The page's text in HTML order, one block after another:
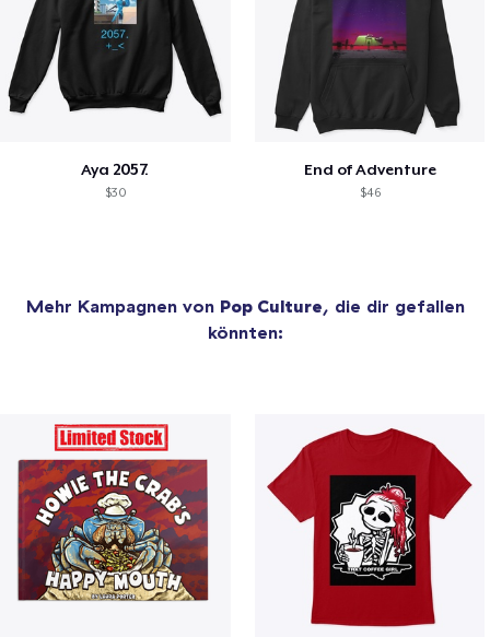
Aya 2057.
$30
End of Adventure
$46
Mehr Kampagnen von Pop Culture, die dir gefallen
könnten: